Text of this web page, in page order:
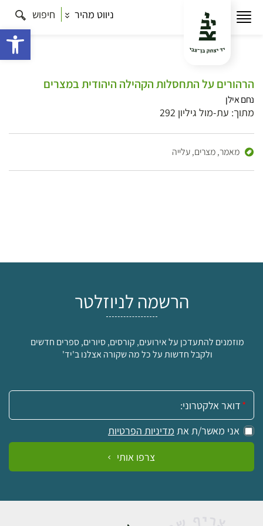
ניווט מהיר חיפוש
הרהורים על התחסלות הקהילה היהודית במצרים
נחם אילן
מתוך: עת-מול גיליון 292
מאמר,מצרים,עלייה
הרשמה לניוזלטר
מוזמנים להתעדכן על אירועים, קורסים, סיורים, ספרים חדשים
ולקבל חדשות על כל מה שקורה אצלנו ב'יד'
אימייל:
אני מאשר/ת את מדיניות הפרטיות
צרפו אותי